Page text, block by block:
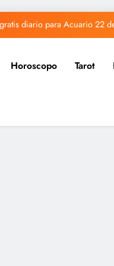
diario para Acuario 22
gratis diario para Sagitario 22
gratis diario para Piscis 22
diario para Acuario 22
Horoscopo Tarot